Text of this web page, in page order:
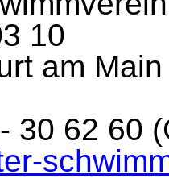
10
am Main
30 62 60